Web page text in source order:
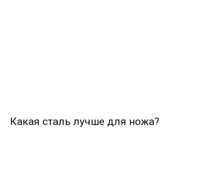
Какая сталь лучше для ножа?